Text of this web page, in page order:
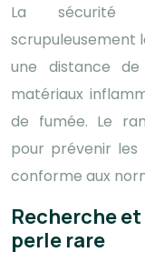
La sécurité
scrupuleusement
une distance
matériaux
de fumée. Le
pour prévenir les
conforme aux
Recherche
perle rare